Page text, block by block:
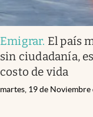
Emigrar. El país
sin ciudadanía,
costo de vida
martes, 19 de Noviembre